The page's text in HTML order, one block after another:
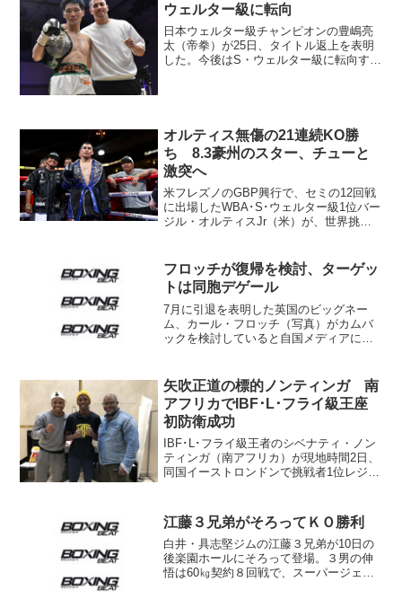
ウェルター級に転向
日本ウェルター級チャンピオンの豊嶋亮
太（帝拳）が25日、タイトル返上を表明
した。今後はS・ウェルター級に転向する
オルティス無傷の21連続KO勝
ち 8.3豪州のスター、チューと
激突へ
米フレズノのGBP興行で、セミの12回戦
に出場したWBA･S･ウェルター級1位バー
ジル・オルティスJr（米）が、世界挑戦
た。オルティスは初回で試合を決めた
距離を取り...
フロッチが復帰を検討、ターゲッ
トは同胞デゲール
7月に引退を表明した英国のビッグネー
ム、カール・フロッチ（写真）がカムバ
ックを検討していると自国メディアに発
者は同じ英国人のジェームス・デゲー
ル。BBC電子版などが...
矢吹正道の標的ノンティンガ 南
アフリカでIBF･L･フライ級王座
初防衛成功
IBF･L･フライ級王者のシベナティ・ノン
ティンガ（南アフリカ）が現地時間2日、
同国イーストロンドンで挑戦者1位レジ
ち。初防衛に成功した。昨年12月に来日
したノンテ...
江藤３兄弟がそろってＫＯ勝利
白井・具志堅ジムの江藤３兄弟が10日の
後楽園ホールにそろって登場。３男の伸
悟は60㎏契約８回戦で、スーパージェイ